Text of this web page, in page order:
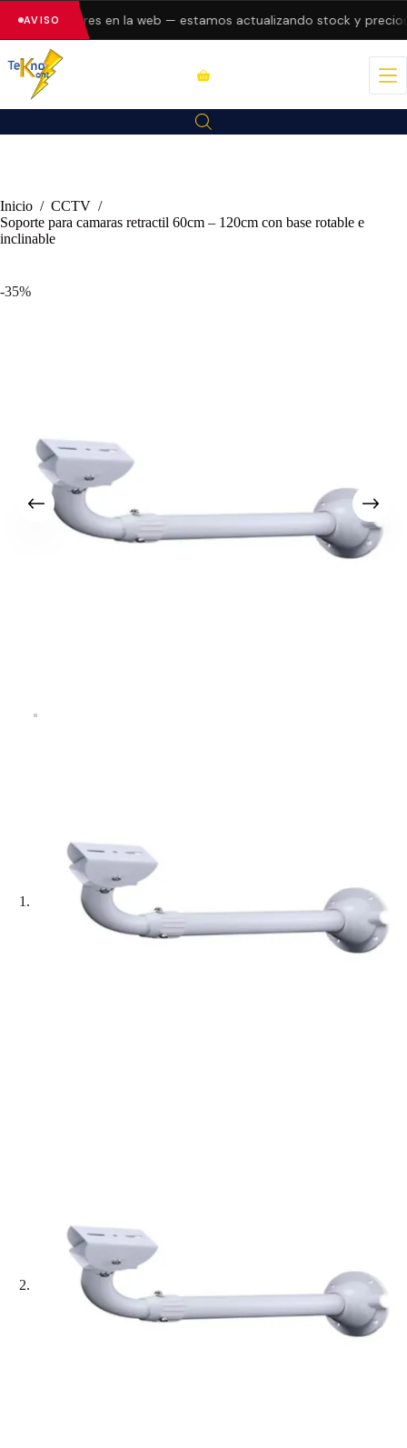
AVISOerrores en la web — estamos actualizando stock y precios.
Inicio / CCTV /
Soporte para camaras retractil 60cm – 120cm con base rotable e
inclinable
-35%